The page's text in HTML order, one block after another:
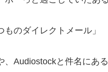
ものダイレクトメール」
Audiostockと件名にある